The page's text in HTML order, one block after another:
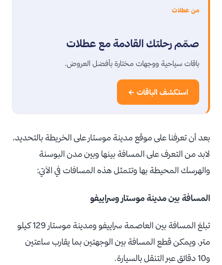
من عطلات
صمّم رحلتك القادمة مع عطلات
باقات سياحية ووجهات مختارة بأفضل العروض.
استكشف الباقات ←
بعد أن تعرفنا على موقع مدينة موستار على الخريطة بالتحديد،
لابد من التعرف على المسافة بينها وبين مدن البوسنة
والهرسك المحيطة بها وتتمثل هذه المسافات في الآتي:
المسافة بين مدينة موستار وسراييفو
تبلغ المسافة بين العاصمة سراييفو ومدينة موستار 129 كيلو
متر، ويمكن قطع المسافة بين الوجهتين بما يقارب ساعتين
و10 دقائق عبر التنقل بالسيارة.